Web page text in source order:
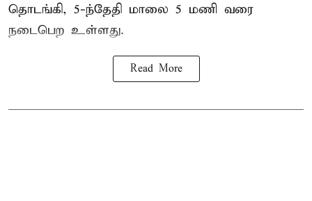
தொடங்கி, 5-ந்தேதி மாலை 5 மணி வரை
நடைபெற உள்ளது.
Read More